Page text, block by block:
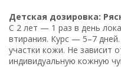
Детская дозировка:
С 2 лет — 1 раз в день
втирания. Курс — 5–7
участки кожи. Не зависит
индивидуальную кожную